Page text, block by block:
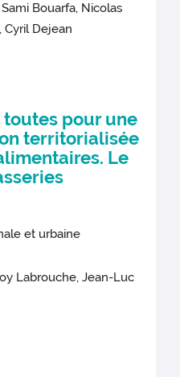
Bouarfa, Nicolas
Cyril Dejean
pour une
territorialisée
Le
et urbaine
Labrouche, Jean-Luc